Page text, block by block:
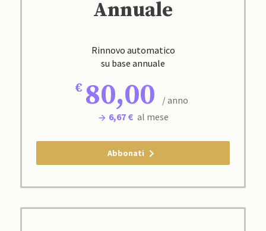
Annuale
Rinnovo automatico
su base annuale
80,00
/ anno
6,67 € al mese
Abbonati